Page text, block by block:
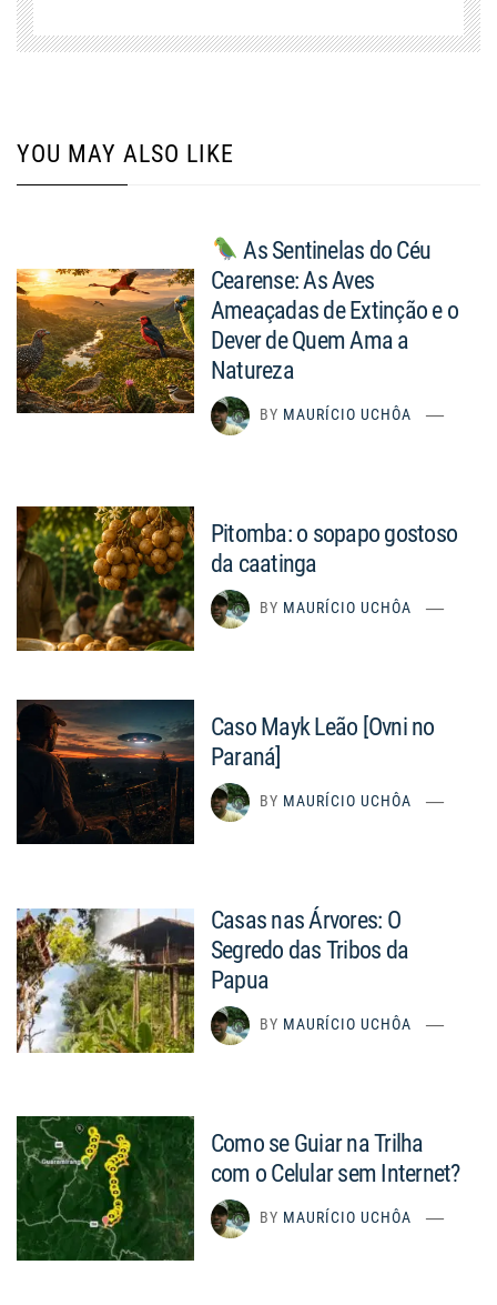
YOU MAY ALSO LIKE
As Sentinelas do Céu
Cearense: As Aves
Ameaçadas de Extinção e o
Dever de Quem Ama a
Natureza
BY MAURÍCIO UCHÔA
Pitomba: o sopapo gostoso
da caatinga
BY MAURÍCIO UCHÔA
Caso Mayk Leão [Ovni no
Paraná]
BY MAURÍCIO UCHÔA
Casas nas Árvores: O
Segredo das Tribos da
Papua
BY MAURÍCIO UCHÔA
Como se Guiar na Trilha
com o Celular sem Internet?
BY MAURÍCIO UCHÔA